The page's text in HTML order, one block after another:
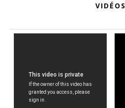
VIDÉOS